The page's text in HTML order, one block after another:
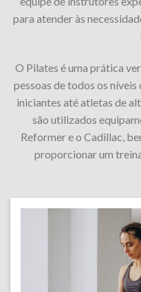
para atender às
O Pilates é uma prática
pessoas de todos os
iniciantes até atletas de
são utilizados
Reformer e o Cadillac,
proporcionar um